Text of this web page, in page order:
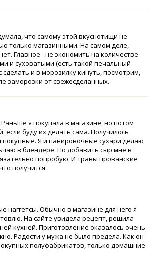
что самому этой вкуснотищи не
только магазинными. На самом деле,
Главное - не экономить на количестве
и суховатыми (есть такой печальный
и в морозилку кинуть, посмотрим,
заморозки от свежесделанных.
я покупала в магазине, но потом
буду их делать сама. Получилось
покупные. Я и панировочные сухари делаю
в блендере. Но добавить сыр мне в
попробую. И травы прованские
получится
наггетсы. Обычно в магазине для него я
На сайте увидела рецепт, решила
кухней. Приготовление оказалось очень
Радости у мужа не было предела. Как он
полуфабрикатов, только домашние